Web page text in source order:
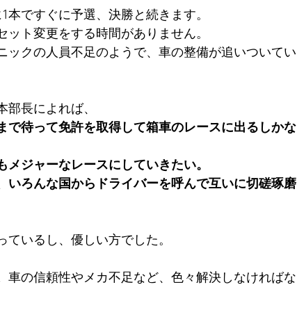
ですぐに予選、決勝と続きます。
ト変更をする時間がありません。
ックの人員不足のようで、車の整備が追いついてい
長によれば、
で待って免許を取得して箱車のレースに出るしかな
ジャーなレースにしていきたい。
いろんな国からドライバーを呼んで互いに切磋琢磨
いるし、優しい方でした。
車の信頼性やメカ不足など、色々解決しなければな